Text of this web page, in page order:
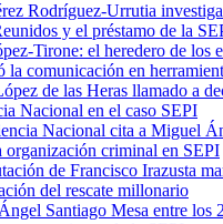
Rodríguez-Urrutia
y el préstamo de la
Tirone: el heredero de los
la comunicación en
de las Heras llamado a
Nacional en el caso SEPI
Nacional cita a Miguel
organización criminal en SEPI
de Francisco Irazusta
del rescate millonario
Santiago Mesa entre los